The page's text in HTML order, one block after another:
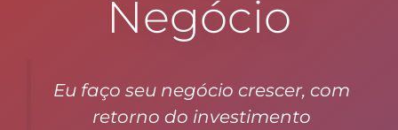
Negócio
Eu faço seu negócio crescer, com
retorno do investimento